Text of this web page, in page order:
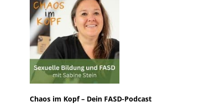
Chaos im Kopf – Dein FASD-Podcast